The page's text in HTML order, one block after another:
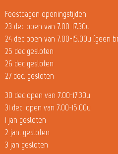
Feestdagen openingstijden:
23 dec open van 7.00-17.30u
24 dec open van 7.00-15.00u (geen
25 dec gesloten
26 dec gesloten
27 dec. gesloten
30 dec open van 7.00-17.30u
31 dec. open van 7.00-15.00u
1 jan gesloten
2 jan. gesloten
3 jan gesloten